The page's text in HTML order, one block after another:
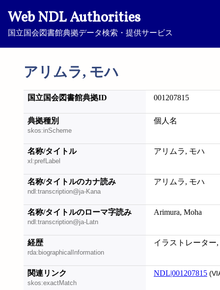
Web NDL Authorities
国立国会図書館典拠データ検索・提供サービス
アリムラ, モハ
国立国会図書館典拠ID 001207815
典拠種別
skos:inScheme
個人名
名称/タイトル
xl:prefLabel
アリムラ, モハ
名称/タイトルのカナ読み
ndl:transcription@ja-Kana
アリムラ, モハ
名称/タイトルのローマ字読み
ndl:transcription@ja-Latn
Arimura, Moha
経歴
rda:biographicalInformation
イラストレーター
関連リンク
skos:exactMatch
NDL|001207815